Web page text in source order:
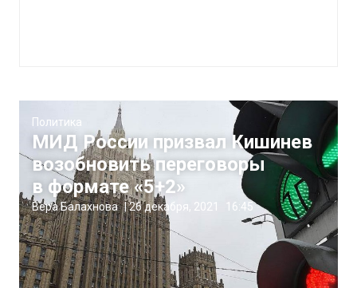
Политика
МИД России призвал Кишинев
возобновить переговоры
в формате «5+2»
Вера Балахнова |26 декабря, 2021 16:45